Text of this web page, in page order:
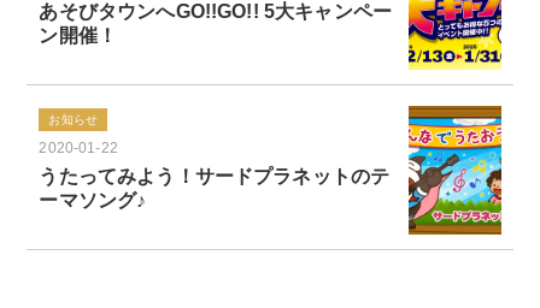
あそびタウンへGO!!GO!! 5大キャンペー
ン開催！
お知らせ
2020-01-22
うたってみよう！サードプラネットのテ
ーマソング♪